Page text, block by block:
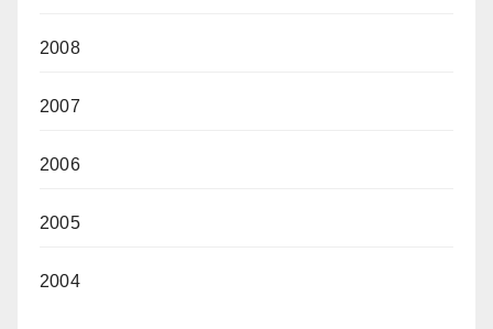
2008
2007
2006
2005
2004